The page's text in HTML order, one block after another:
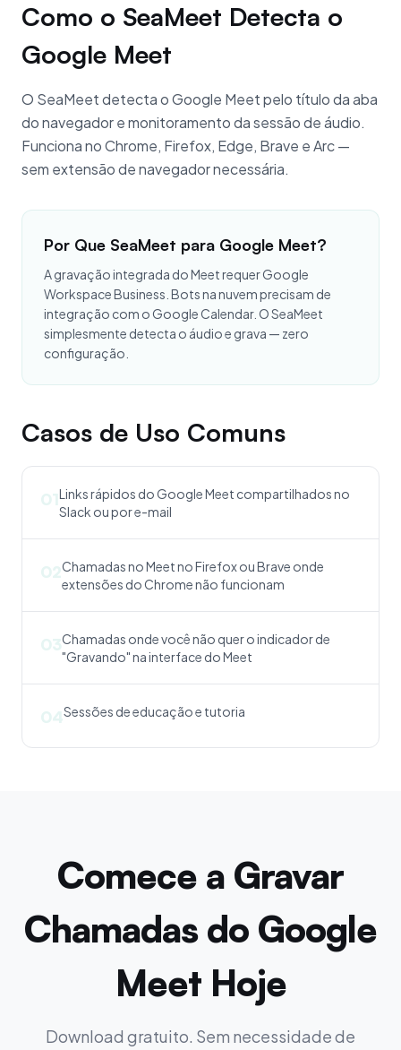
Como o SeaMeet Detecta o
Google Meet
O SeaMeet detecta o Google Meet pelo título da aba
do navegador e monitoramento da sessão de áudio.
Funciona no Chrome, Firefox, Edge, Brave e Arc —
sem extensão de navegador necessária.
Por Que SeaMeet para Google Meet?
A gravação integrada do Meet requer Google
Workspace Business. Bots na nuvem precisam de
integração com o Google Calendar. O SeaMeet
simplesmente detecta o áudio e grava — zero
configuração.
Casos de Uso Comuns
01Links rápidos do Google Meet compartilhados no
Slack ou por e-mail
02Chamadas no Meet no Firefox ou Brave onde
extensões do Chrome não funcionam
03Chamadas onde você não quer o indicador de
"Gravando" na interface do Meet
04Sessões de educação e tutoria
Comece a Gravar
Chamadas do Google
Meet Hoje
Download gratuito. Sem necessidade de